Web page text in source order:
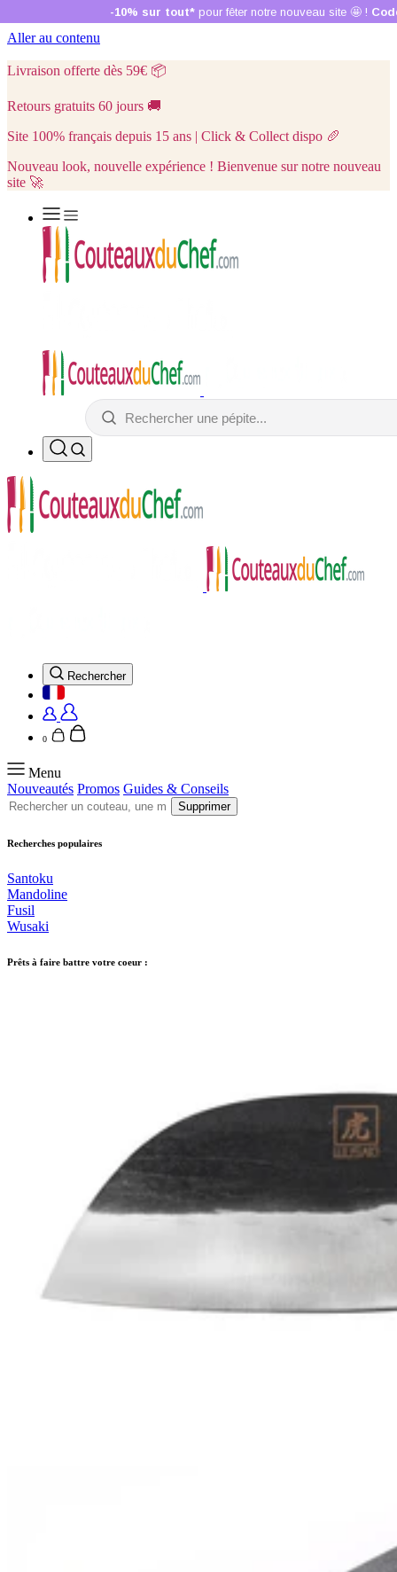
Aller au contenu
Livraison offerte dès 59€ 📦
Retours gratuits 60 jours 🚚
Site 100% français depuis 15 ans | Click & Collect dispo 🥖
Nouveau look, nouvelle expérience ! Bienvenue sur notre nouveau
site 🚀
Rechercher
0
Menu
Nouveautés Promos Guides & Conseils
Supprimer
Recherches populaires
Santoku
Mandoline
Fusil
Wusaki
Prêts à faire battre votre coeur :